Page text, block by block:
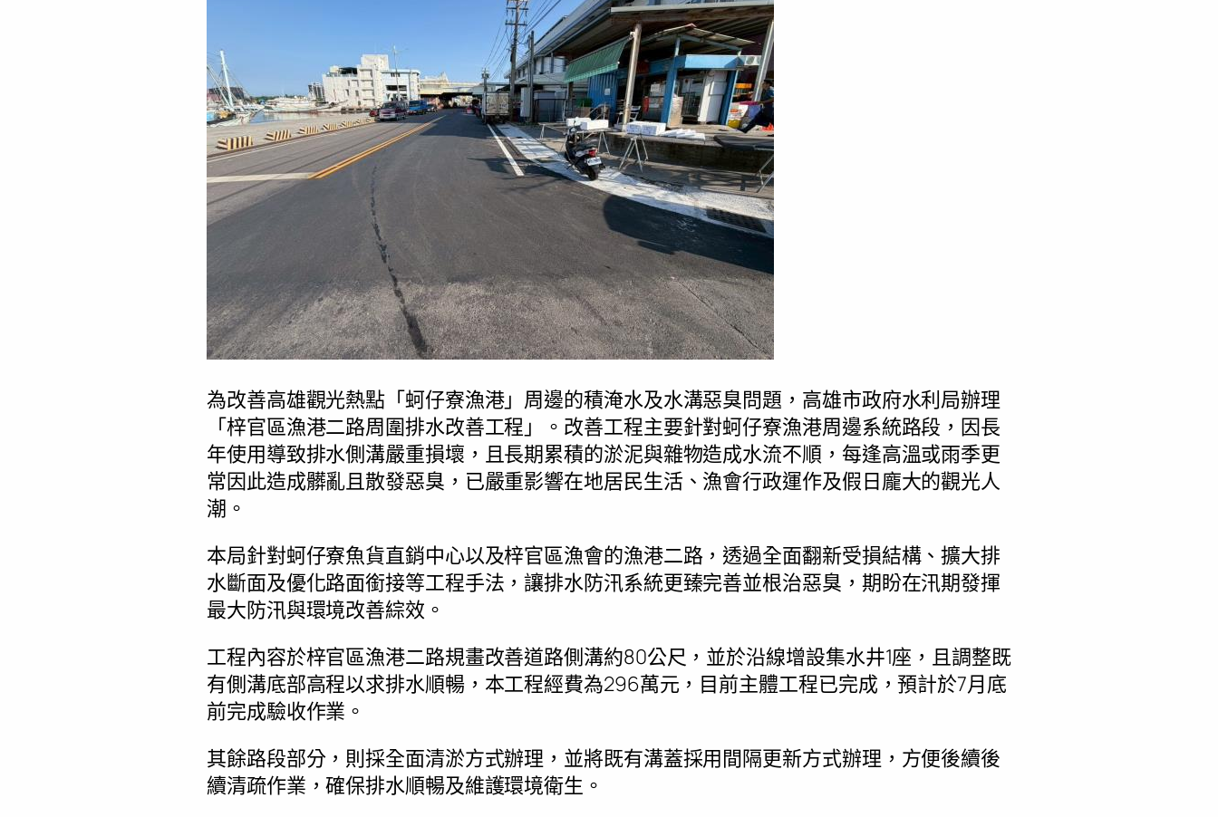
為改善高雄觀光熱點「蚵仔寮漁港」周邊的積淹水及水溝惡臭問題，高雄市政府水利局辦理
「梓官區漁港二路周圍排水改善工程」。改善工程主要針對蚵仔寮漁港周邊系統路段，因長
年使用導致排水側溝嚴重損壞，且長期累積的淤泥與雜物造成水流不順，每逢高溫或雨季更
常因此造成髒亂且散發惡臭，已嚴重影響在地居民生活、漁會行政運作及假日龐大的觀光人
潮。
本局針對蚵仔寮魚貨直銷中心以及梓官區漁會的漁港二路，透過全面翻新受損結構、擴大排
水斷面及優化路面銜接等工程手法，讓排水防汛系統更臻完善並根治惡臭，期盼在汛期發揮
最大防汛與環境改善綜效。
工程內容於梓官區漁港二路規畫改善道路側溝約80公尺，並於沿線增設集水井1座，且調整既
有側溝底部高程以求排水順暢，本工程經費為296萬元，目前主體工程已完成，預計於7月底
前完成驗收作業。
其餘路段部分，則採全面清淤方式辦理，並將既有溝蓋採用間隔更新方式辦理，方便後續後
續清疏作業，確保排水順暢及維護環境衛生。